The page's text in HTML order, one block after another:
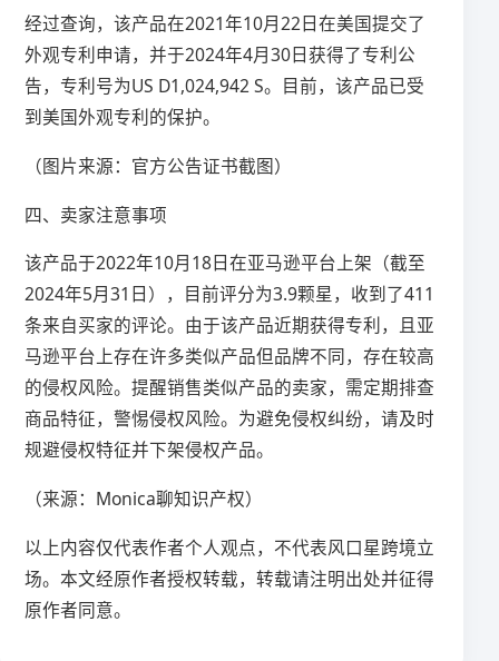
经过查询，该产品在2021年10月22日在美国提交了
外观专利申请，并于2024年4月30日获得了专利公
告，专利号为US D1,024,942 S。目前，该产品已受
到美国外观专利的保护。
（图片来源：官方公告证书截图）
四、卖家注意事项
该产品于2022年10月18日在亚马逊平台上架（截至
2024年5月31日），目前评分为3.9颗星，收到了411
条来自买家的评论。由于该产品近期获得专利，且亚
马逊平台上存在许多类似产品但品牌不同，存在较高
的侵权风险。提醒销售类似产品的卖家，需定期排查
商品特征，警惕侵权风险。为避免侵权纠纷，请及时
规避侵权特征并下架侵权产品。
（来源：Monica聊知识产权）
以上内容仅代表作者个人观点，不代表风口星跨境立
场。本文经原作者授权转载，转载请注明出处并征得
原作者同意。